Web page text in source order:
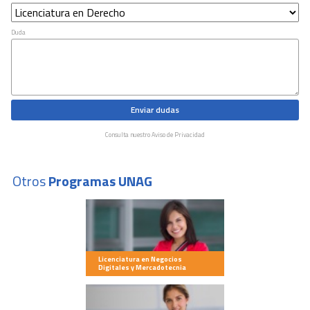
Duda
Enviar dudas
Consulta nuestro Aviso de Privacidad
OtrosProgramas UNAG
Licenciatura en Negocios
Digitales y Mercadotecnia